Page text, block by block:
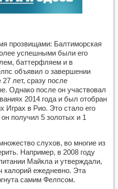
прозвищами: Балтиморская
успешными были его
баттерфляем и в
объявил о завершении
лет, сразу после
Однако после он участвовал
2014 года и был отобран
Играх в Рио. Это стало его
получил 5 золотых и 1
слухов, во многие из
Например, в 2008 году
Майкла и утверждали,
калорий ежедневно. Эта
самим Фелпсом.